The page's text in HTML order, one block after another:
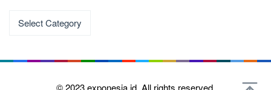
Kategori
© 2023exponesia.id. All rights reserved.